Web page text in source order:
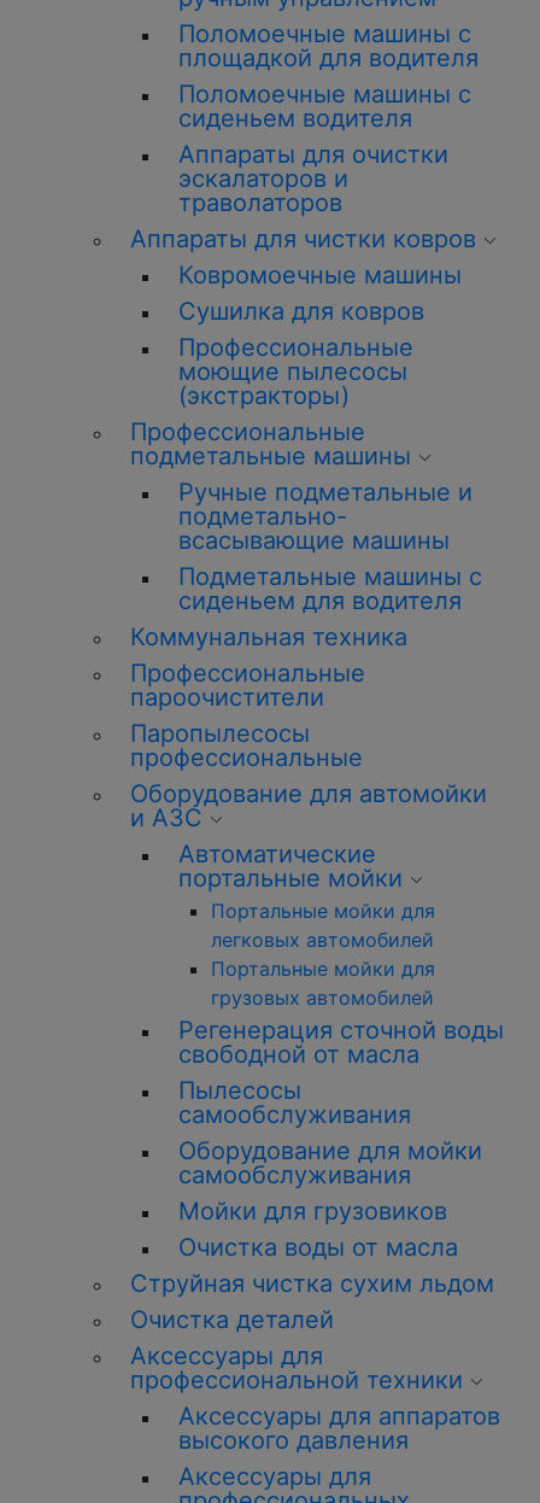
Поломоечные машины с
площадкой для водителя
Поломоечные машины с
сиденьем водителя
Аппараты для очистки
эскалаторов и
траволаторов
Аппараты для чистки ковров
Ковромоечные машины
Сушилка для ковров
Профессиональные
моющие пылесосы
(экстракторы)
Профессиональные
подметальные машины
Ручные подметальные и
подметально-
всасывающие машины
Подметальные машины с
сиденьем для водителя
Коммунальная техника
Профессиональные
пароочистители
Паропылесосы
профессиональные
Оборудование для автомойки
и АЗС
Автоматические
портальные мойки
Портальные мойки для
легковых автомобилей
Портальные мойки для
грузовых автомобилей
Регенерация сточной воды
свободной от масла
Пылесосы
самообслуживания
Оборудование для мойки
самообслуживания
Мойки для грузовиков
Очистка воды от масла
Струйная чистка сухим льдом
Очистка деталей
Аксессуары для
профессиональной техники
Аксессуары для аппаратов
высокого давления
Аксессуары для